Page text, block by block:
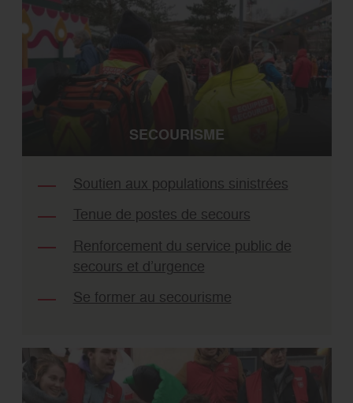
SECOURISME
Soutien aux populations sinistrées
Tenue de postes de secours
Renforcement du service public de
secours et d’urgence
Se former au secourisme